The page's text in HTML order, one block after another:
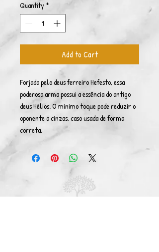
Quantity *
Add to Cart
Forjada pelo deus ferreiro Hefesto, essa
poderosa arma possui a essência do antigo
deus Hélios. O minimo toque pode reduzir o
oponente a cinzas, caso usada de forma
correta.